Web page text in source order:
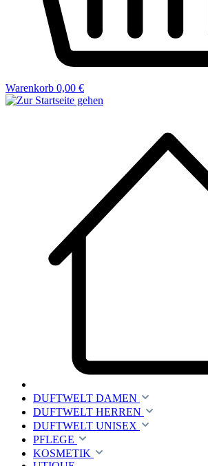
Warenkorb 0,00 €
DUFTWELT DAMEN
DUFTWELT HERREN
DUFTWELT UNISEX
PFLEGE
KOSMETIK